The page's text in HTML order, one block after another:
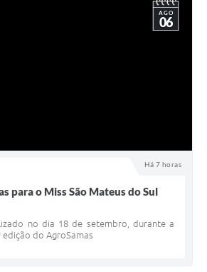
Há 7 horas
AGO
06
para o Miss São Mateus do Sul
no dia 18 de setembro, durante a
do AgroSamas